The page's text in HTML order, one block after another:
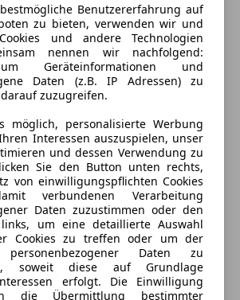
Benutzererfahrung auf
zu bieten, verwenden wir und
und andere Technologien
nennen wir nachfolgend:
Geräteinformationen und
Daten (z.B. IP Adressen) zu
zuzugreifen.
möglich, personalisierte Werbung
Interessen auszuspielen, unser
und dessen Verwendung zu
Sie den Button unten rechts,
von einwilligungspflichten Cookies
verbundenen Verarbeitung
Daten zuzustimmen oder den
um eine detaillierte Auswahl
Cookies zu treffen oder um der
personenbezogener Daten zu
soweit diese auf Grundlage
erfolgt. Die Einwilligung
die Übermittlung bestimmter